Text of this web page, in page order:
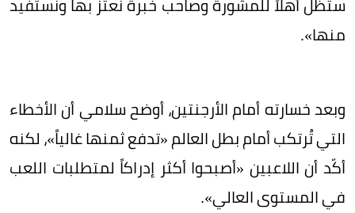
منها».
وبعد خسارته أمام الأرجنتين، أوضح سلامي أن الأخطاء
التي تُرتكب أمام بطل العالم «تدفع ثمنها غالياً»، لكنه
أكّد أن اللاعبين «أصبحوا أكثر إدراكاً لمتطلبات اللعب
في المستوى العالي».